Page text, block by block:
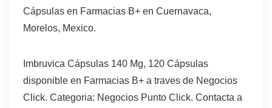
Cápsulas en Farmacias B+ en Cuernavaca,
Morelos, Mexico.
Imbruvica Cápsulas 140 Mg, 120 Cápsulas
disponible en Farmacias B+ a traves de Negocios
Click. Categoria: Negocios Punto Click. Contacta a